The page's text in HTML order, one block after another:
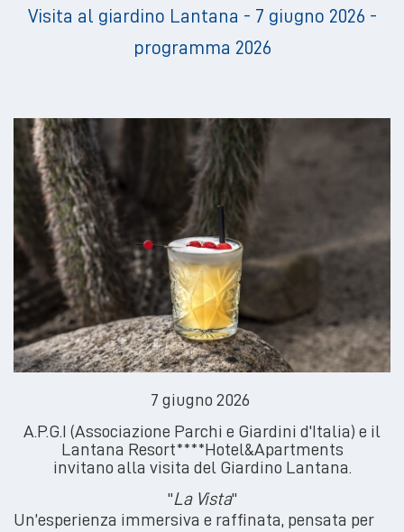
Visita al giardino Lantana - 7 giugno 2026 -
programma 2026
7 giugno 2026
A.P.G.I (Associazione Parchi e Giardini d'Italia) e il
Lantana Resort****Hotel&Apartments
invitano alla visita del Giardino Lantana.
"La Vista"
Un’esperienza immersiva e raffinata, pensata per